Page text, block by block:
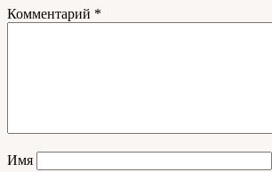
Комментарий *
Имя